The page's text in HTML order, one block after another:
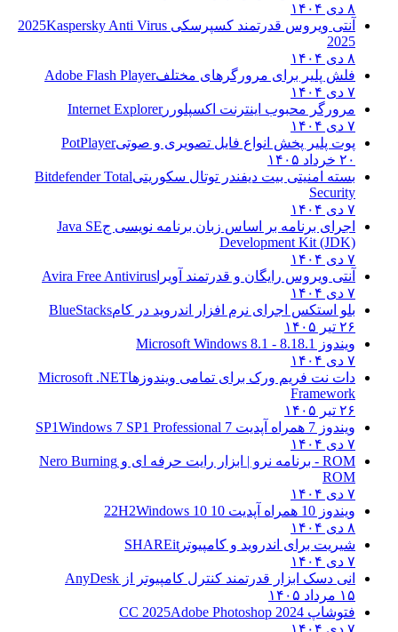
آنتی ویروس قدرتمند کسپرسکی 2025 Kaspersky Anti Virus
2025
فلش پلیر برای مرورگرهای مختلف Adobe Flash Player
مرورگر محبوب اینترنت اکسپلورر Internet Explorer
پوت پلیر پخش انواع فایل تصویری و صوتیPotPlayer
۲۰ خرداد ۱۴۰۵
بسته امنیتی بیت دیفندر توتال سکوریتیBitdefender Total
Security
اجرای برنامه بر اساس زبان برنامه نویسی ج Java SE
Development Kit (JDK)
آنتی ویروس رایگان و قدرتمند آویراAvira Free Antivirus
بلو استکس اجرای نرم افزار اندروید در کامBlueStacks
۲۶ تیر ۱۴۰۵
ویندوز 8.18.1 - Microsoft Windows 8.1
دات نت فریم ورک برای تمامی ویندوزهاMicrosoft .NET
Framework
۲۶ تیر ۱۴۰۵
ویندوز 7 همراه آپدیت 7 SP1
Windows 7 SP1 Professional
ROM - برنامه نرو | ابزار رایت حرفه ای و
Nero Burning
ROM
ویندوز 10 همراه آپدیت 10 22H2
Windows 10
شیریت برای اندروید و کامپیوترSHAREit
انی دسک ابزار قدرتمند کنترل کامپیوتر ازAnyDesk
۱۵ مرداد ۱۴۰۵
فتوشاپ CC 2025Adobe Photoshop 2024